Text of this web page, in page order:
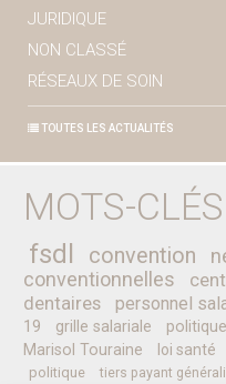
JURIDIQUE
NON CLASSÉ
RÉSEAUX DE SOIN
TOUTES LES ACTUALITÉS
MOTS-CLÉS
fsdl convention
conventionnelles
dentaires
personnel
19
grille salariale
Marisol Touraine
loi santé
politique tiers payant